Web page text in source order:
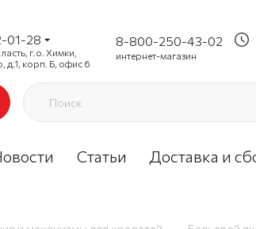
01-28
г.о. Химки,
д.1, корп. Б, офис 6
8-800-250-43-02
интернет-магазин
Статьи Доставка и